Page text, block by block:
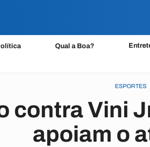
Qual a Boa?
ESPORTES
contra Vini
apoiam o